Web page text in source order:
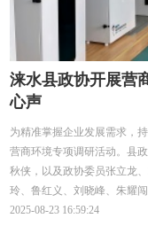
涞水县政协开展营
心声
为精准掌握企业发展需求，
营商环境专项调研活动。县
秋侠，以及政协委员张立龙
玲、鲁红义、刘晓峰、朱耀
2025-08-23 16:59:24